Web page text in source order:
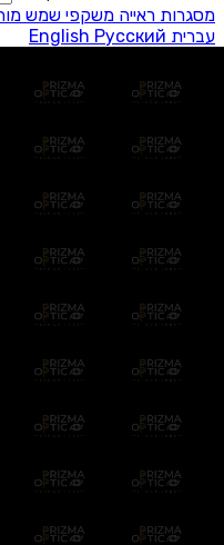
מעבדה מתקדמתיצירת קשר